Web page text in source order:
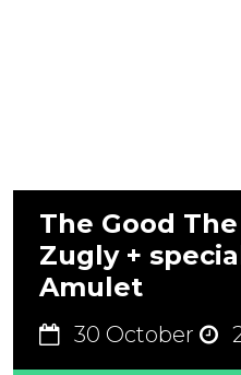
The Good
Zugly +
Amulet
30 October